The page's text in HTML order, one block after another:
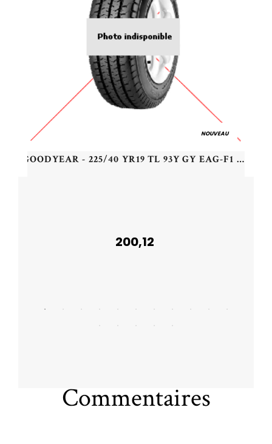
NOUVEAU
GOODYEAR - 225/40 YR19 TL 93Y GY EAG-F1 AS6 I* ED XL - 2254019 - AAA
200,12
Commentaires